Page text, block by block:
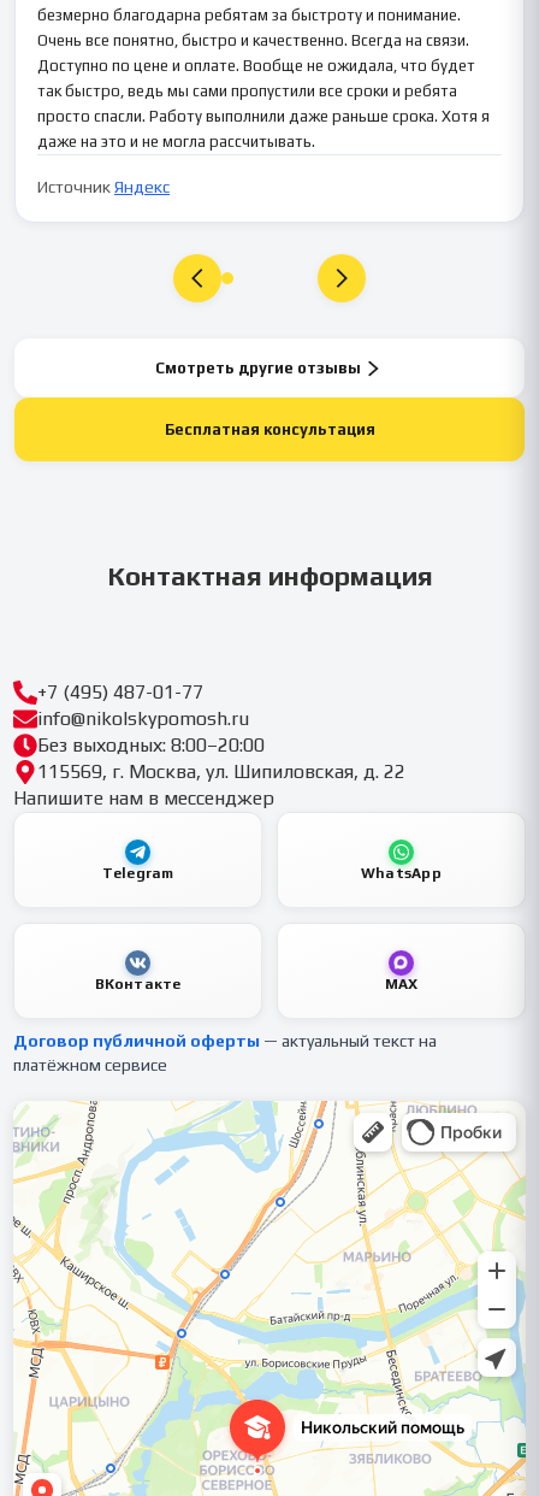
безмерно благодарна ребятам за быстроту и понимание.
Очень все понятно, быстро и качественно. Всегда на связи.
Доступно по цене и оплате. Вообще не ожидала, что будет
так быстро, ведь мы сами пропустили все сроки и ребята
просто спасли. Работу выполнили даже раньше срока. Хотя я
даже на это и не могла рассчитывать.
ИсточникЯндекс
Смотреть другие отзывы
Бесплатная консультация
Контактная информация
+7 (495) 487-01-77
info@nikolskypomosh.ru
Без выходных: 8:00–20:00
115569, г. Москва, ул. Шипиловская, д. 22
Напишите нам в мессенджер
Telegram WhatsApp
ВКонтакте MAX
Договор публичной оферты — актуальный текст на
платёжном сервисе